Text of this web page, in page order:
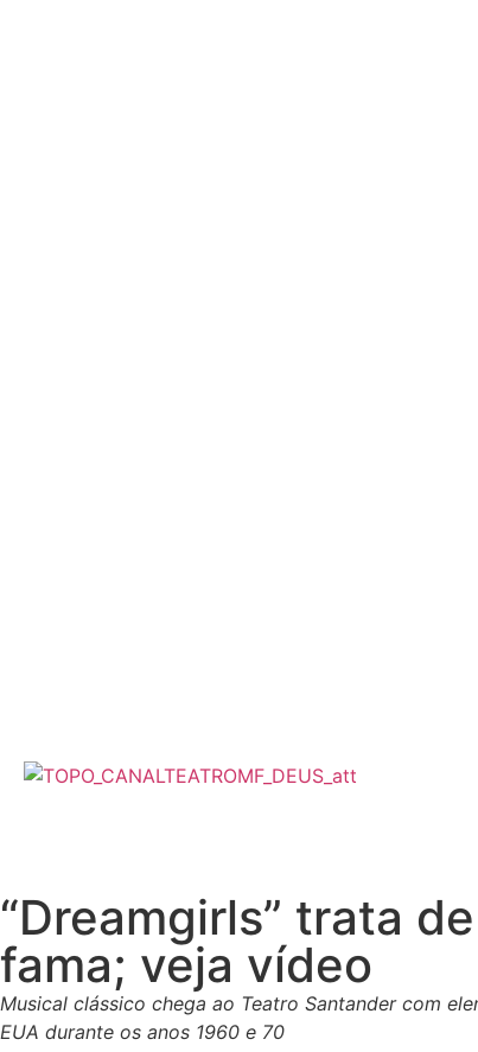
“Dreamgirls” trata
fama; veja vídeo
Musical clássico chega ao Teatro Santander com
EUA durante os anos 1960 e 70